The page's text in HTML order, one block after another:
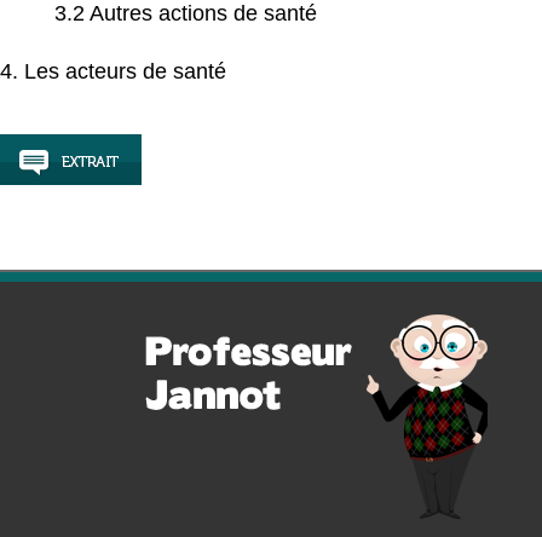
3.2 Autres actions de santé
4. Les acteurs de santé